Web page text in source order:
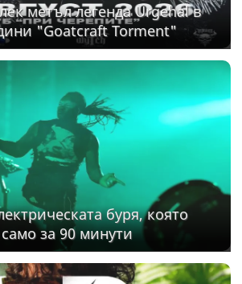
метъл легенда Urgehal в
"Goatcraft Torment"
буря, която
за 90 минути